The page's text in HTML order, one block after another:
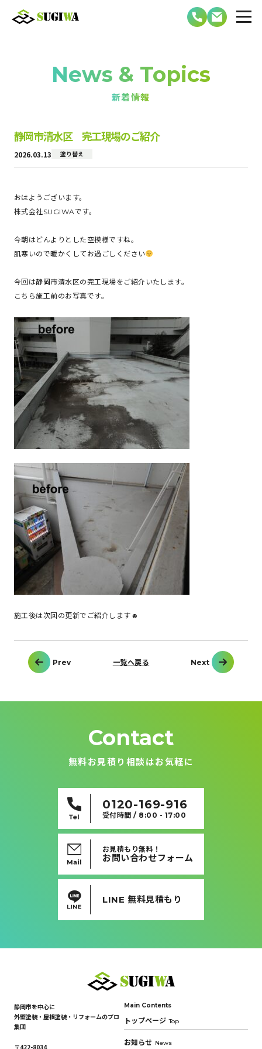
News & Topics
新着情報
静岡市清水区 完工現場のご紹介
2026.03.13 塗り替え
おはようございます。
株式会社SUGIWAです。
今朝はどんよりとした空模様ですね。
肌寒いので暖かくしてお過ごしください
今回は静岡市清水区の完工現場をご紹介いたします。
こちら施工前のお写真です。
施工後は次回の更新でご紹介します☻
投
稿
ー
Prev Next
一覧へ戻る
Contact
無料お見積り相談はお気軽に
0120-169-916
受付時間 / 8:00 - 17:00
お見積もり無料！
お問い合わせフォーム
LINE 無料見積もり
静岡市を中心に
外壁塗装・屋根塗装・リフォームのプロ
集団
〒422-8034
Main Contents
トップページ Top
お知らせ News